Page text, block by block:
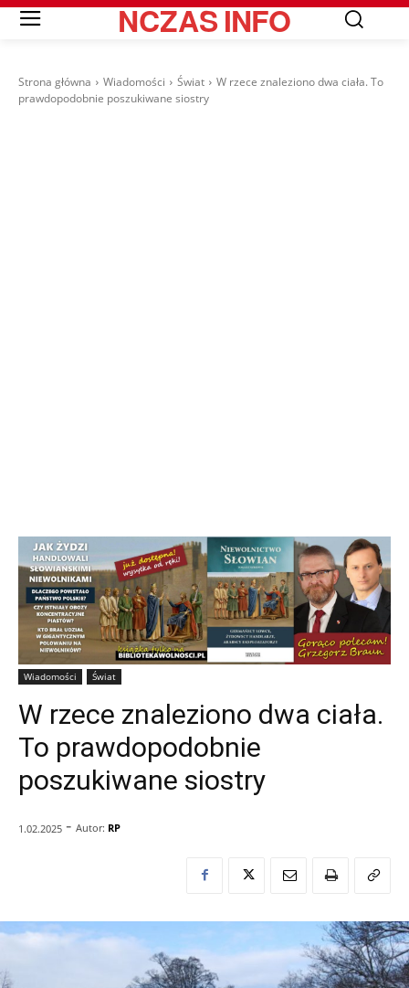
NCZASINFO
Strona główna Wiadomości Świat
W rzece znaleziono dwa ciała. To
prawdopodobnie poszukiwane siostry
Wiadomości Świat
W rzece znaleziono dwa ciała.
To prawdopodobnie
poszukiwane siostry
1.02.2025 - Autor: RP